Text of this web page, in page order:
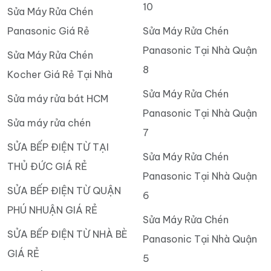
Sửa Máy Rửa Chén
Panasonic Giá Rẻ
Sửa Máy Rửa Chén
Kocher Giá Rẻ Tại Nhà
Sửa máy rửa bát HCM
Sửa máy rửa chén
SỬA BẾP ĐIỆN TỪ TẠI
THỦ ĐỨC GIÁ RẺ
SỬA BẾP ĐIỆN TỪ QUẬN
PHÚ NHUẬN GIÁ RẺ
SỬA BẾP ĐIỆN TỪ NHÀ BÈ
GIÁ RẺ
10
Sửa Máy Rửa Chén
Panasonic Tại Nhà Quận
8
Sửa Máy Rửa Chén
Panasonic Tại Nhà Quận
7
Sửa Máy Rửa Chén
Panasonic Tại Nhà Quận
6
Sửa Máy Rửa Chén
Panasonic Tại Nhà Quận
5